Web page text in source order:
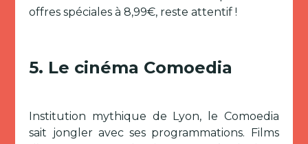
offres spéciales à 8,99€, reste attentif !
5. Le cinéma Comoedia
Institution mythique de Lyon, le Comoedia
sait jongler avec ses programmations. Films